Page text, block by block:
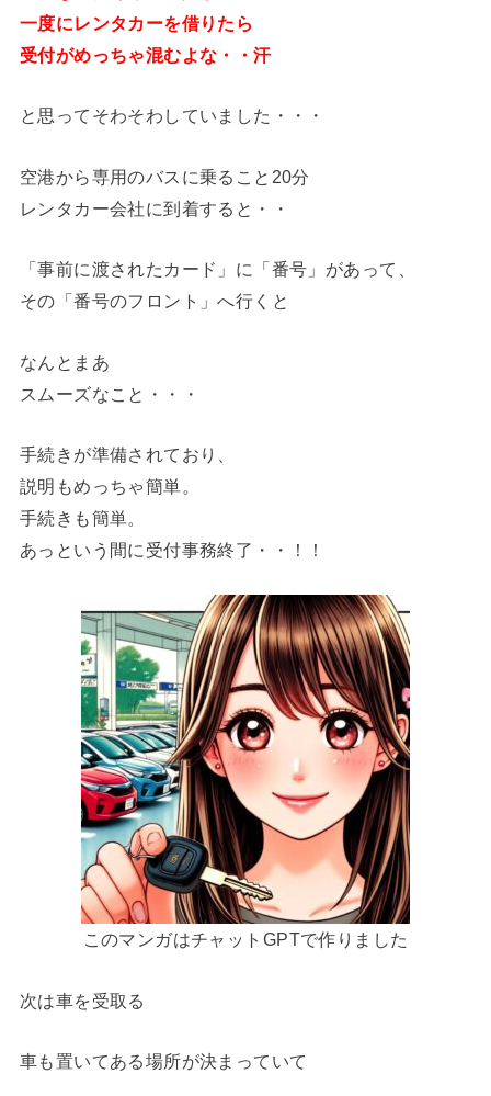
一度にレンタカーを借りたら
受付がめっちゃ混むよな・・汗
と思ってそわそわしていました・・・
空港から専用のバスに乗ること20分
レンタカー会社に到着すると・・
「事前に渡されたカード」に「番号」があって、
その「番号のフロント」へ行くと
なんとまあ
スムーズなこと・・・
手続きが準備されており、
説明もめっちゃ簡単。
手続きも簡単。
あっという間に受付事務終了・・！！
このマンガはチャットGPTで作りました
次は車を受取る
車も置いてある場所が決まっていて